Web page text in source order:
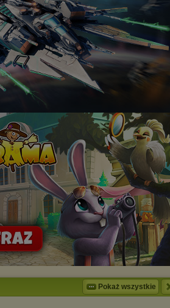
Pokaż wszystkie